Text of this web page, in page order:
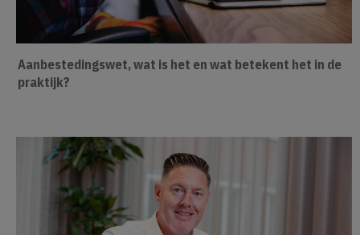
Aanbestedingswet, wat is het en wat betekent het in de
praktijk?